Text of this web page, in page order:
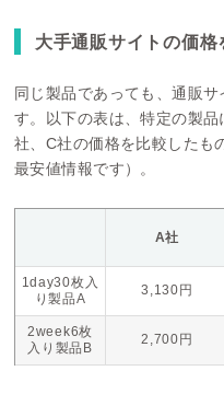
大手通販サイトの価格
同じ製品であっても、通販
す。以下の表は、特定の製
社、C社の価格を比較したも
最安値情報です）。
A社
1day30枚入
り製品A
3,130円
2week6枚
入り製品B
2,700円